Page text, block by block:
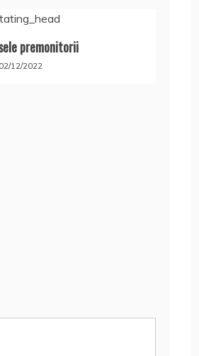
premonitorii
02/12/2022